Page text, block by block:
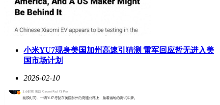
N52833射频主控则采用Cortex-M4F处理器，主频64MHz，集
成128KB RAM与512KB Flash，发射功率最高+8dBm，工作温
度范围广泛，基于USB 2.0全速接口，确保了鼠标在无线传输
方面的可靠性与稳定性。罗技LIGHTSPEED 8kHz无线传输技
术更是为玩家带来了低延迟、高稳定性的使用体验，让玩家在
游戏中告别卡顿与延迟，畅享丝滑操作。
在续航方面，GPW5雪豹同样表现出色。尽管仅搭载了
用中续航表现更是远超预期。这一成绩的取得，得益于罗技在
小米YU7现身美国加州高速引猜测 雷军回应暂无进入美
国市场计划
2026-02-10